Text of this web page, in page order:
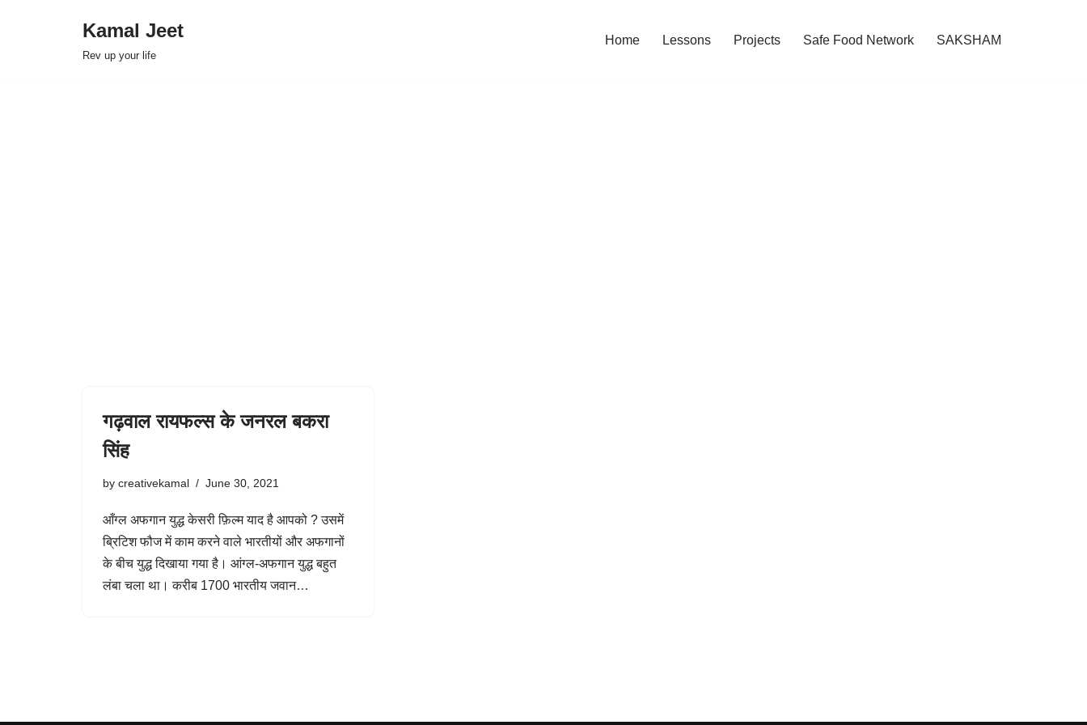
Kamal Jeet
Rev up your life
Home Lessons Projects Safe Food Network SAKSHAM
गढ़वाल रायफल्स के जनरल बकरा
सिंह
by creativekamal June 30, 2021
आँग्ल अफगान युद्ध केसरी फ़िल्म याद है आपको ? उसमें
ब्रिटिश फौज में काम करने वाले भारतीयों और अफगानों
के बीच युद्ध दिखाया गया है। आंग्ल-अफगान युद्ध बहुत
लंबा चला था। करीब 1700 भारतीय जवान…